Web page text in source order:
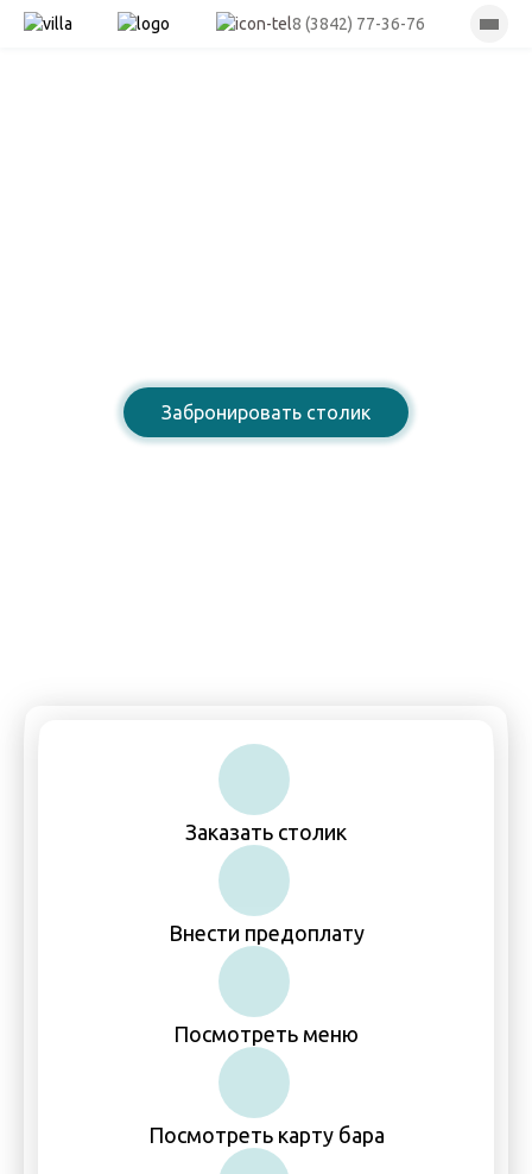
8 (3842) 77-36-76
Забронировать столик
Заказать столик
Внести предоплату
Посмотреть меню
Посмотреть карту бара